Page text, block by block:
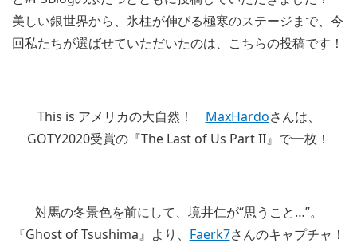
美しい銀世界から、氷柱が伸びる極寒のステージまで、今
回私たちが選ばせていただいたのは、こちらの投稿です！
This is アメリカの大自然！ MaxHardoさんは、
GOTY2020受賞の『The Last of Us Part II』で一枚！
対馬の冬景色を前にして、境井仁が“思うこと…”。
『Ghost of Tsushima』より、 Faerk7さんのキャプチャ！